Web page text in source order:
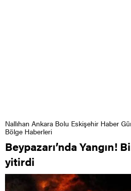
Nallıhan Ankara Bolu Eskişehir Haber
Bölge Haberleri
Beypazarı’nda Yangın!
yitirdi